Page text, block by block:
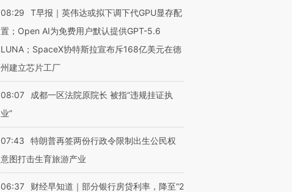
08:29
T早报｜英伟达或拟下调下代GPU显存配
置；Open AI为免费用户默认提供GPT-5.6
LUNA；SpaceX协特斯拉宣布斥168亿美元在德
州建立芯片工厂
08:07
成都一区法院原院长 被指“违规挂证执
业”
07:43
特朗普再签两份行政令限制出生公民权
意图打击生育旅游产业
06:37
财经早知道｜部分银行房贷利率，降至“2